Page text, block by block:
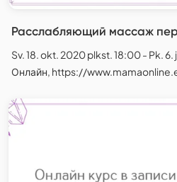
Расслабляющий массаж
Sv. 18. okt. 2020 plkst. 18:00 - Pk.
Онлайн, https://